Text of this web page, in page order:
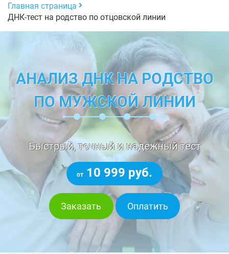
Главная страница
ДНК-тест на родство по отцовской линии
АНАЛИЗ ДНК НА РОДСТВО
ПО МУЖСКОЙ ЛИНИИ
Быстрый, точный и надежный тест
от 10 999 руб.
Заказать Оплатить